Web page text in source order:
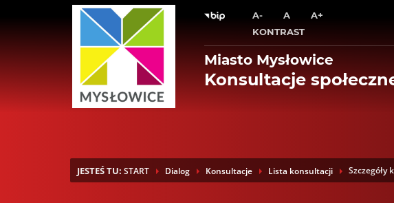
A- A
A+
KONTRAST
Miasto Mysłowice
Konsultacje
JESTEŚ TU: START Dialog Konsultacje Lista konsultacji Szczegóły